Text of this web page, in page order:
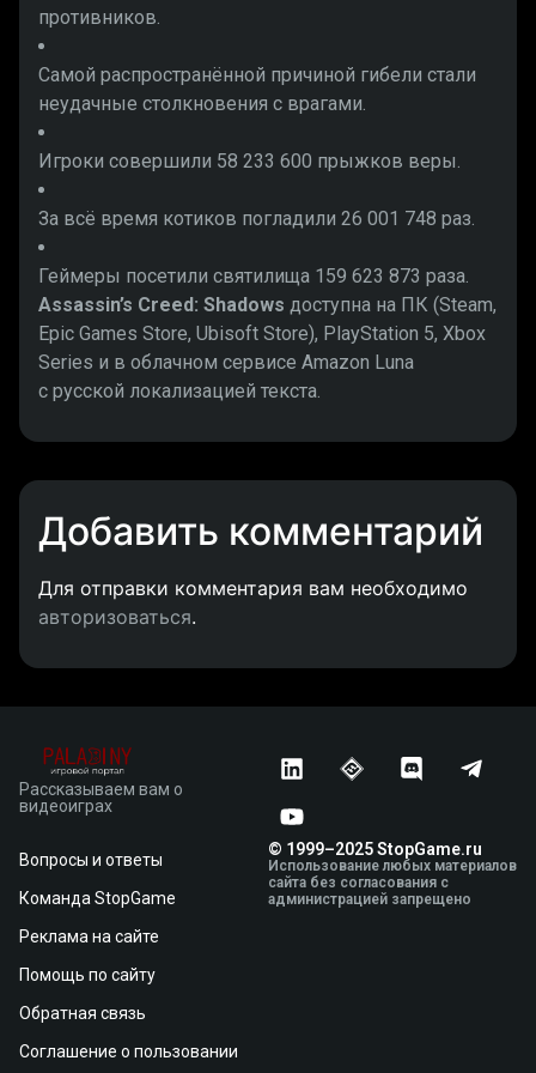
противников.
Самой распространённой причиной гибели стали
неудачные столкновения с врагами.
Игроки совершили 58 233 600 прыжков веры.
За всё время котиков погладили 26 001 748 раз.
Геймеры посетили святилища 159 623 873 раза.
Assassin’s Creed: Shadows доступна на ПК (Steam,
Epic Games Store, Ubisoft Store), PlayStation 5, Xbox
Series и в облачном сервисе Amazon Luna
с русской локализацией текста.
Добавить комментарий
Для отправки комментария вам необходимо
авторизоваться.
Рассказываем вам о
видеоиграх
Вопросы и ответы
Команда StopGame
Реклама на сайте
Помощь по сайту
Обратная связь
Соглашение о пользовании
© 1999–2025 StopGame.ru
Использование любых материалов
сайта без согласования с
администрацией запрещено